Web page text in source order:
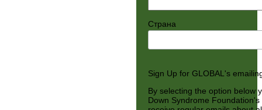
Страна
Sign Up for GLOBAL's
By selecting the option below
Down Syndrome